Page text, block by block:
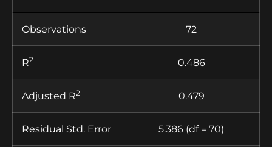
Observations 72
R2 0.486
Adjusted R2 0.479
Residual Std. Error 5.386 (df = 70)